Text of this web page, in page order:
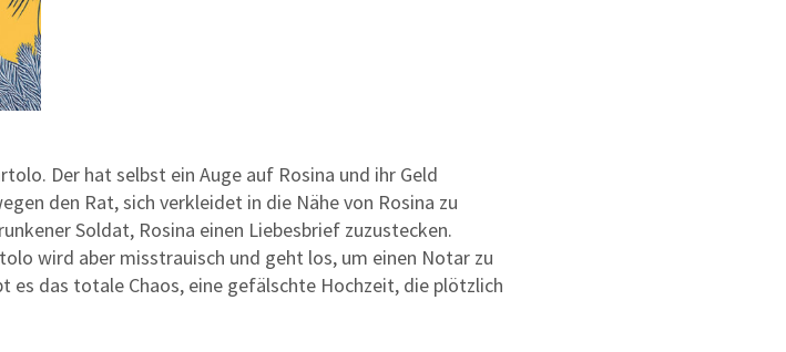
Der hat selbst ein Auge auf Rosina und ihr Geld
den Rat, sich verkleidet in die Nähe von Rosina zu
Soldat, Rosina einen Liebesbrief zuzustecken.
wird aber misstrauisch und geht los, um einen Notar zu
es das totale Chaos, eine gefälschte Hochzeit, die plötzlich